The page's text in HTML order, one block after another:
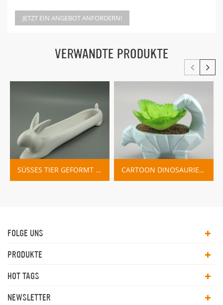
JETZT EIN ANGEBOT ANFORDERN!
VERWANDTE PRODUKTE
SÜSSES TIER GEFORMT CARTOON DEKORATION PFLANZER BLUMENTÖPFE CARTOON DINOSAURIER KERAMIK PFLANZER TÖPFE
FOLGE UNS
PRODUKTE
HOT TAGS
NEWSLETTER